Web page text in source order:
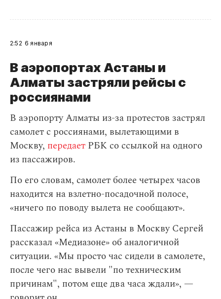
2:52 6 января
В аэропортах Астаны и
Алматы застряли рейсы с
россиянами
В аэропорту Алматы из-за протестов застрял
самолет с россиянами, вылетающими в
Москву, передает РБК со ссылкой на одного
из пассажиров.
По его словам, самолет более четырех часов
находится на взлетно-посадочной полосе,
«ничего по поводу вылета не сообщают».
Пассажир рейса из Астаны в Москву Сергей
рассказал «Медиазоне» об аналогичной
ситуации. «Мы просто час сидели в самолете,
после чего нас вывели "по техническим
причинам", потом еще два часа ждали», —